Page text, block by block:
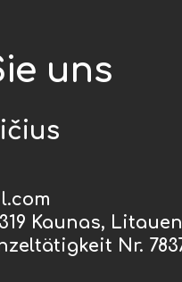
uns
Kaunas, Litauen
Nr.